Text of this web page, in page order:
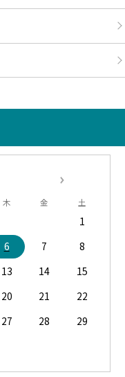
木 金 土
1
6 7
8
13 14
15
20 21
22
27 28
29